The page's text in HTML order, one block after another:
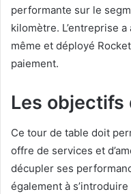
performante sur le
kilomètre. L’entreprise
même et déployé
paiement.
Les objectifs
Ce tour de table doit
offre de services et
décupler ses
également à